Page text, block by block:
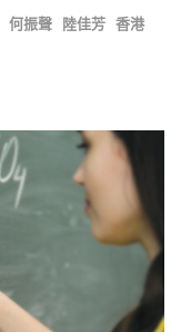
何振聲 陸佳芳 香港